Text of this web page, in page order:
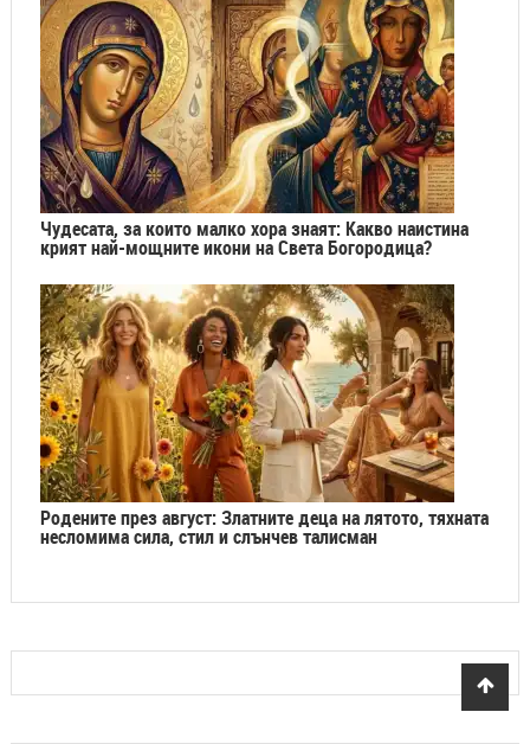
Чудесата, за които малко хора знаят: Какво наистина
крият най-мощните икони на Света Богородица?
Родените през август: Златните деца на лятото, тяхната
несломима сила, стил и слънчев талисман